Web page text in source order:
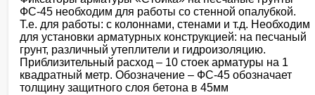
ФС-45 необходим для работы со стенной опалубкой.
Т.е. для работы: с колоннами, стенами и т.д. Необходим
для установки арматурных конструкцией: на песчаный
грунт, различный утеплители и гидроизоляцию.
Приблизительный расход – 10 стоек арматуры на 1
квадратный метр. Обозначение – ФС-45 обозначает
толщину защитного слоя бетона в 45мм